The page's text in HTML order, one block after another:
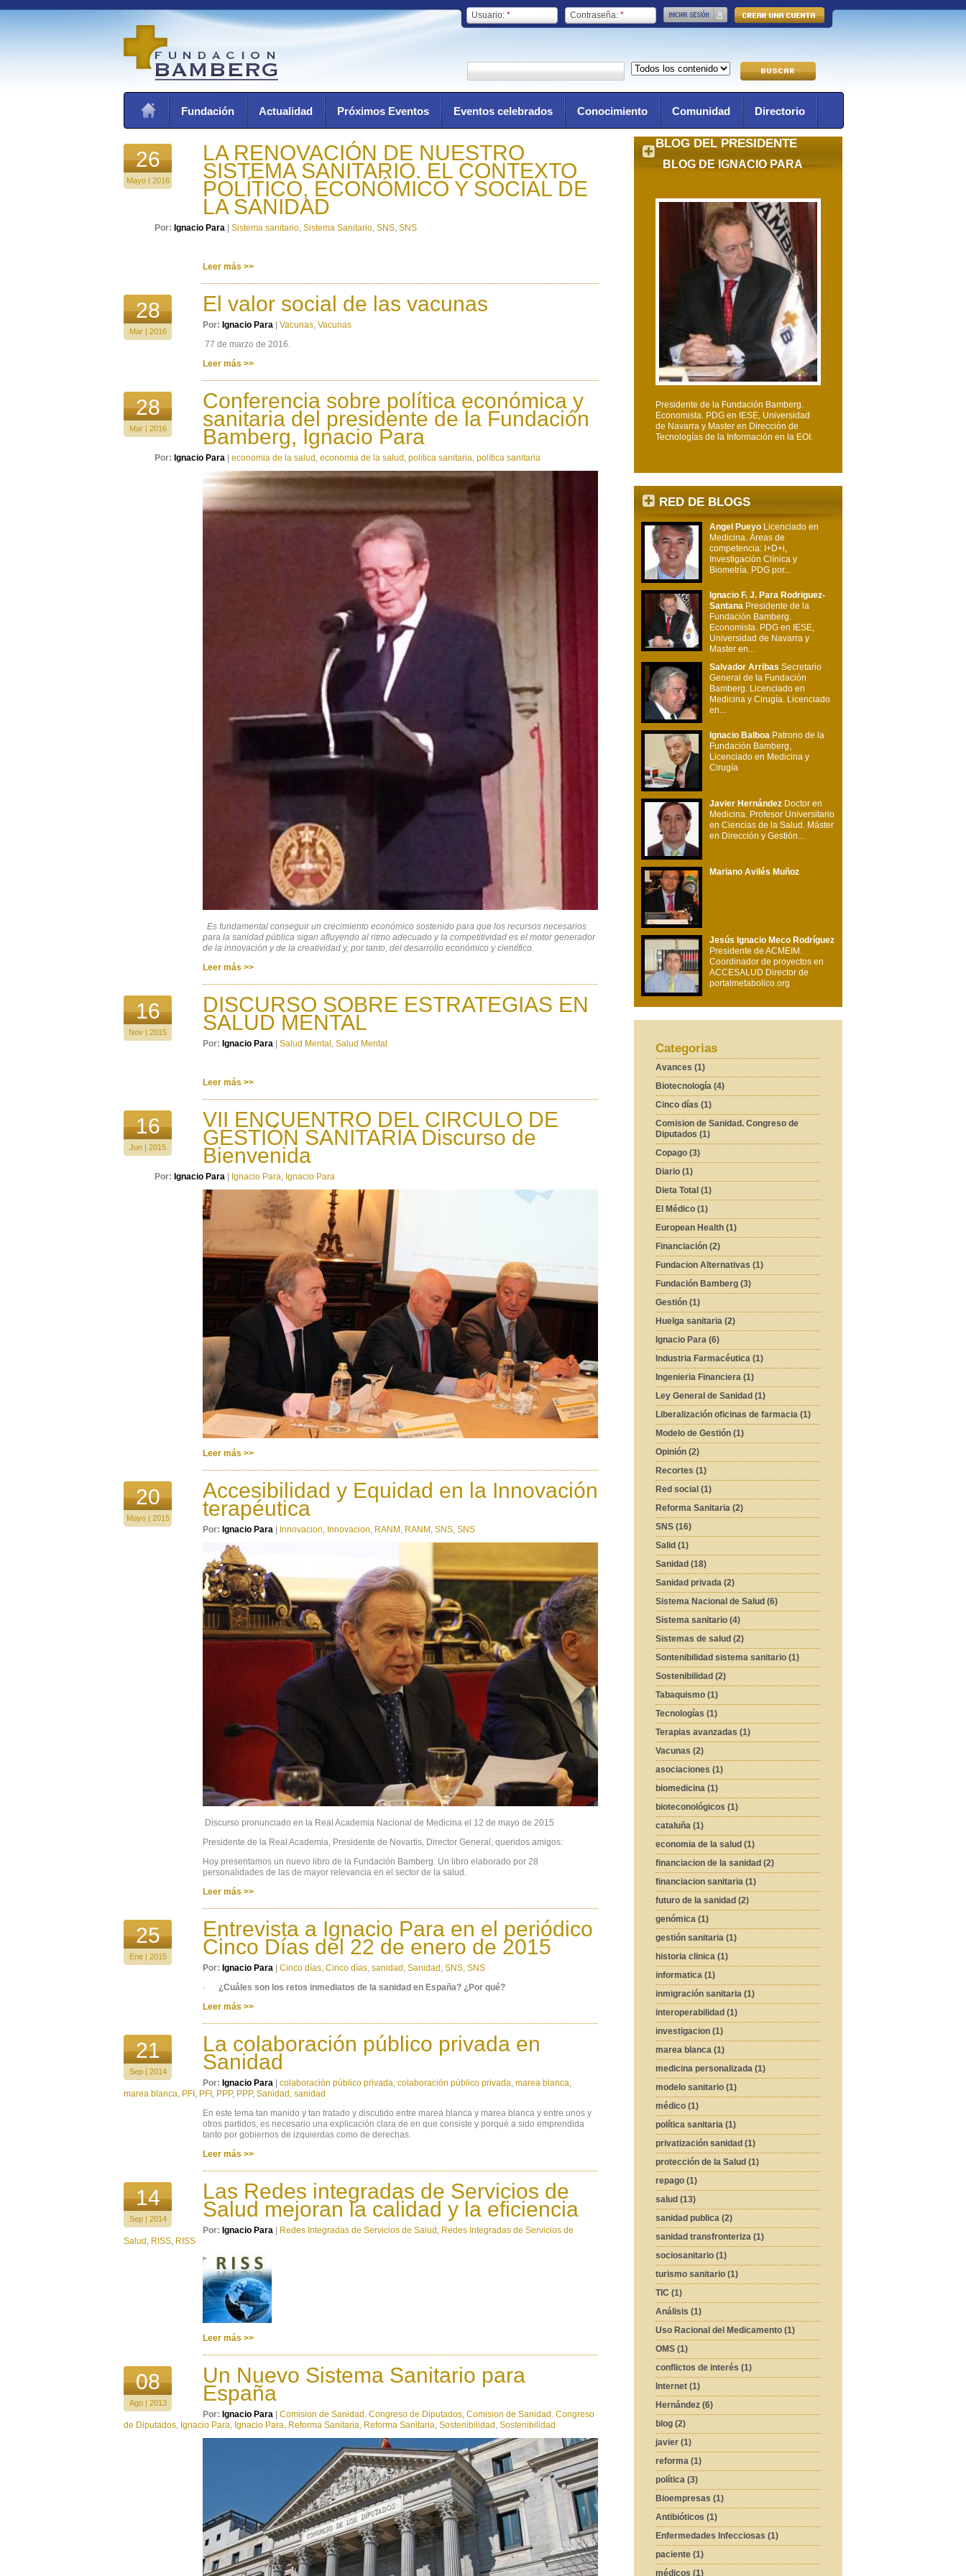
Usuario: * Contraseña: *
Fundación Actualidad Próximos Eventos Eventos celebrados Conocimiento Comunidad Directorio
BLOG DEL PRESIDENTE
BLOG DE IGNACIO PARA
Presidente de la Fundación Bamberg.
Economista. PDG en IESE, Universidad
de Navarra y Master en Dirección de
Tecnologías de la Información en la EOI.
RED DE BLOGS
Angel Pueyo Licenciado en
Medicina. Áreas de
competencia: I+D+i,
Investigación Clínica y
Biometría. PDG por...
Ignacio F. J. Para Rodriguez-
Santana Presidente de la
Fundación Bamberg.
Economista. PDG en IESE,
Universidad de Navarra y
Master en...
Salvador Arribas Secretario
General de la Fundación
Bamberg. Licenciado en
Medicina y Cirugía. Licenciado
en...
Ignacio Balboa Patrono de la
Fundación Bamberg,
Licenciado en Medicina y
Cirugía
Javier Hernández Doctor en
Medicina. Profesor Universitario
en Ciencias de la Salud. Máster
en Dirección y Gestión...
Mariano Avilés Muñoz
Jesús Ignacio Meco Rodríguez
Presidente de ACMEIM.
Coordinador de proyectos en
ACCESALUD Director de
portalmetabolico.org
Categorias
Avances (1)
Biotecnología (4)
Cinco días (1)
Comision de Sanidad. Congreso de
Diputados (1)
Copago (3)
Diario (1)
Dieta Total (1)
El Médico (1)
European Health (1)
Financiación (2)
Fundacion Alternativas (1)
Fundación Bamberg (3)
Gestión (1)
Huelga sanitaria (2)
Ignacio Para (6)
Industria Farmacéutica (1)
Ingenieria Financiera (1)
Ley General de Sanidad (1)
Liberalización oficinas de farmacia (1)
Modelo de Gestión (1)
Opinión (2)
Recortes (1)
Red social (1)
Reforma Sanitaria (2)
SNS (16)
Salid (1)
Sanidad (18)
Sanidad privada (2)
Sistema Nacional de Salud (6)
Sistema sanitario (4)
Sistemas de salud (2)
Sontenibilidad sistema sanitario (1)
Sostenibilidad (2)
Tabaquismo (1)
Tecnologías (1)
Terapias avanzadas (1)
Vacunas (2)
asociaciones (1)
biomedicina (1)
bioteconológicos (1)
cataluña (1)
economia de la salud (1)
financiacion de la sanidad (2)
financiacion sanitaria (1)
futuro de la sanidad (2)
genómica (1)
gestión sanitaria (1)
historia clinica (1)
informatica (1)
inmigración sanitaria (1)
interoperabilidad (1)
investigacion (1)
marea blanca (1)
medicina personalizada (1)
modelo sanitario (1)
médico (1)
política sanitaria (1)
privatización sanidad (1)
protección de la Salud (1)
repago (1)
salud (13)
sanidad publica (2)
sanidad transfronteriza (1)
sociosanitario (1)
turismo sanitario (1)
TIC (1)
Análisis (1)
Uso Racional del Medicamento (1)
OMS (1)
conflictos de interés (1)
Internet (1)
Hernández (6)
blog (2)
javier (1)
reforma (1)
política (3)
Bioempresas (1)
Antibióticos (1)
Enfermedades Infecciosas (1)
paciente (1)
médicos (1)
26
Mayo | 2016
LA RENOVACIÓN DE NUESTRO
SISTEMA SANITARIO. EL CONTEXTO
POLÍTICO, ECONÓMICO Y SOCIAL DE
LA SANIDAD
Por: Ignacio Para Sistema sanitario, Sistema Sanitario, SNS, SNS
Leer más >>
28
Mar | 2016
El valor social de las vacunas
Por: Ignacio Para Vacunas, Vacunas
77 de marzo de 2016.
Leer más >>
28
Mar | 2016
Conferencia sobre política económica y
sanitaria del presidente de la Fundación
Bamberg, Ignacio Para
Por: Ignacio Para economia de la salud , economia de la salud , política sanitaria, política sanitaria
Es fundamental conseguir un crecimiento económico sostenido para que los recursos necesarios
para la sanidad pública sigan afluyendo al ritmo adecuado y la competitividad es el motor generador
de la innovación y de la creatividad y, por tanto, del desarrollo económico y científico.
Leer más >>
16
Nov | 2015
DISCURSO SOBRE ESTRATEGIAS EN
SALUD MENTAL
Por: Ignacio Para Salud Mental , Salud Mental
Leer más >>
16
Jun | 2015
VII ENCUENTRO DEL CIRCULO DE
GESTIÓN SANITARIA Discurso de
Bienvenida
Por: Ignacio Para Ignacio Para, Ignacio Para
Leer más >>
20
Mayo | 2015
Accesibilidad y Equidad en la Innovación
terapéutica
Por: Ignacio Para Innovacion, Innovacion, RANM , RANM , SNS, SNS
Discurso pronunciado en la Real Academia Nacional de Medicina el 12 de mayo de 2015
Presidente de la Real Academia, Presidente de Novartis, Director General, queridos amigos:
Hoy presentamos un nuevo libro de la Fundación Bamberg. Un libro elaborado por 28
personalidades de las de mayor relevancia en el sector de la salud.
Leer más >>
25
Ene | 2015
Entrevista a Ignacio Para en el periódico
Cinco Días del 22 de enero de 2015
Por: Ignacio Para Cinco días, Cinco días, sanidad , Sanidad , SNS, SNS
· ¿Cuáles son los retos inmediatos de la sanidad en España? ¿Por qué?
Leer más >>
21
Sep | 2014
La colaboración público privada en
Sanidad
Por: Ignacio Para colaboración público privada, colaboración público privada, marea blanca,
marea blanca, PFI , PFI , PPP, PPP, Sanidad , sanidad
En este tema tan manido y tan tratado y discutido entre marea blanca y marea blanca y entre unos y
otros partidos, es necesario una explicación clara de en que consiste y porqué a sido emprendida
tanto por gobiernos de izquierdas como de derechas.
Leer más >>
14
Sep | 2014
Las Redes integradas de Servicios de
Salud mejoran la calidad y la eficiencia
Por: Ignacio Para Redes Integradas de Servicios de Salud , Redes Integradas de Servicios de
Salud , RISS, RISS
Leer más >>
08
Ago | 2013
Un Nuevo Sistema Sanitario para
España
Por: Ignacio Para Comision de Sanidad. Congreso de Diputados, Comision de Sanidad. Congreso
de Diputados, Ignacio Para, Ignacio Para, Reforma Sanitaria, Reforma Sanitaria, Sostenibilidad , Sostenibilidad